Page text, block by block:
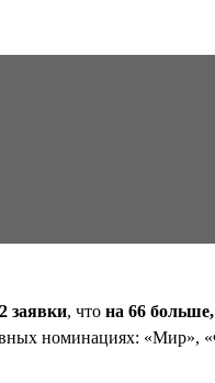
заявки, что на 66
номинациях: «Мир»,